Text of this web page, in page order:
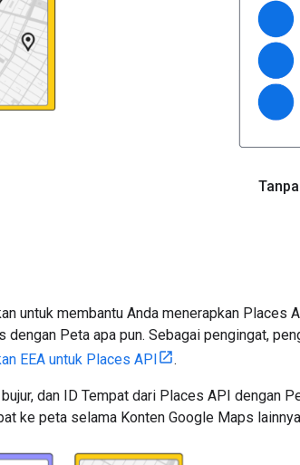
untuk membantu Anda menerapkan
dengan Peta apa pun. Sebagai pengingat,
EEA untuk Places API .
dan ID Tempat dari Places API dengan
ke peta selama Konten Google Maps